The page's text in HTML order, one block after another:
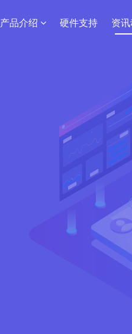
产品介绍 硬件支持 资